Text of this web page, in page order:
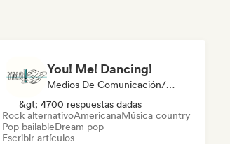
You! Me! Dancing!
Medios De Comunicación/Periodista
&gt; 4700 respuestas dadas
Rock alternativoAmericanaMúsica country
Pop bailableDream pop
Escribir artículos